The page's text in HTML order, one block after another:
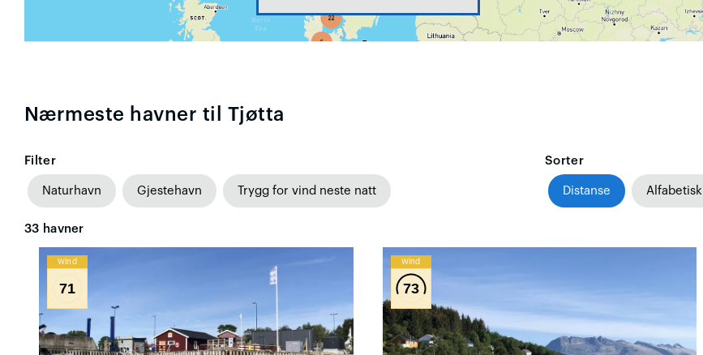
Nærmeste havner til Tjøtta
Filter
Naturhavn Gjestehavn Trygg for vind neste natt
Sorter
Distanse Alfabetisk
33 havner
Wind
71
Wind
73